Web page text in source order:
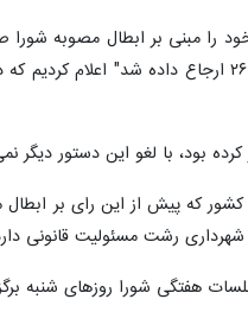
را مبنی بر ابطال مصوبه شورا
را هم به هیات مرکزی حل اختلاف وزارت کشور و هم به شعبه ۴۵ دیوان عدالت
بود، با لغو این دستور دیگر
که پیش از این رای بر ابطال
رشت مسئولیت قانونی
شورا روزهای شنبه